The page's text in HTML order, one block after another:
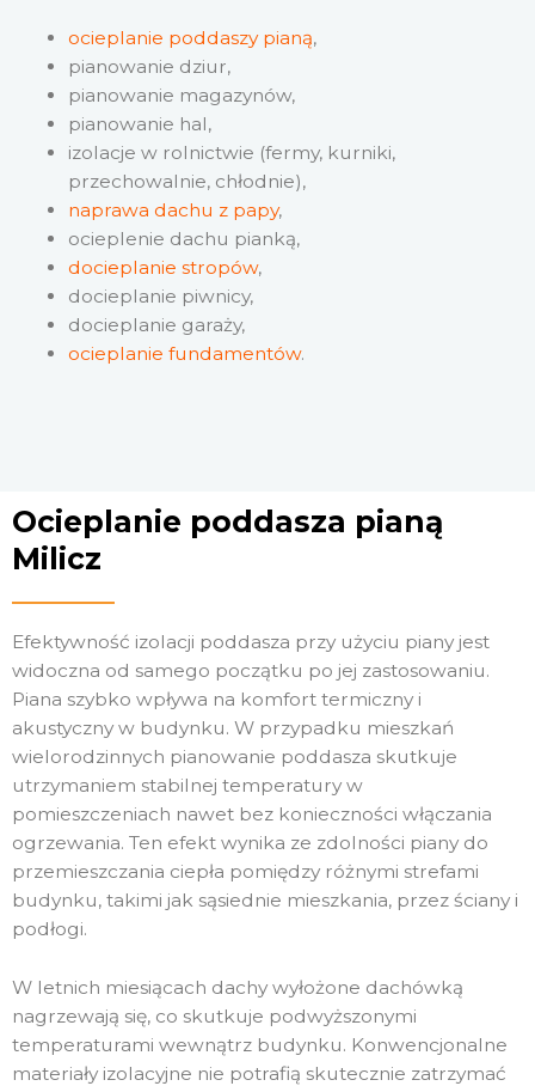
ocieplanie poddaszy pianą,
pianowanie dziur,
pianowanie magazynów,
pianowanie hal,
izolacje w rolnictwie (fermy, kurniki,
przechowalnie, chłodnie),
naprawa dachu z papy,
ocieplenie dachu pianką,
docieplanie stropów,
docieplanie piwnicy,
docieplanie garaży,
ocieplanie fundamentów.
Ocieplanie poddasza pianą
Milicz
Efektywność izolacji poddasza przy użyciu piany jest
widoczna od samego początku po jej zastosowaniu.
Piana szybko wpływa na komfort termiczny i
akustyczny w budynku. W przypadku mieszkań
wielorodzinnych pianowanie poddasza skutkuje
utrzymaniem stabilnej temperatury w
pomieszczeniach nawet bez konieczności włączania
ogrzewania. Ten efekt wynika ze zdolności piany do
przemieszczania ciepła pomiędzy różnymi strefami
budynku, takimi jak sąsiednie mieszkania, przez ściany i
podłogi.
W letnich miesiącach dachy wyłożone dachówką
nagrzewają się, co skutkuje podwyższonymi
temperaturami wewnątrz budynku. Konwencjonalne
materiały izolacyjne nie potrafią skutecznie zatrzymać